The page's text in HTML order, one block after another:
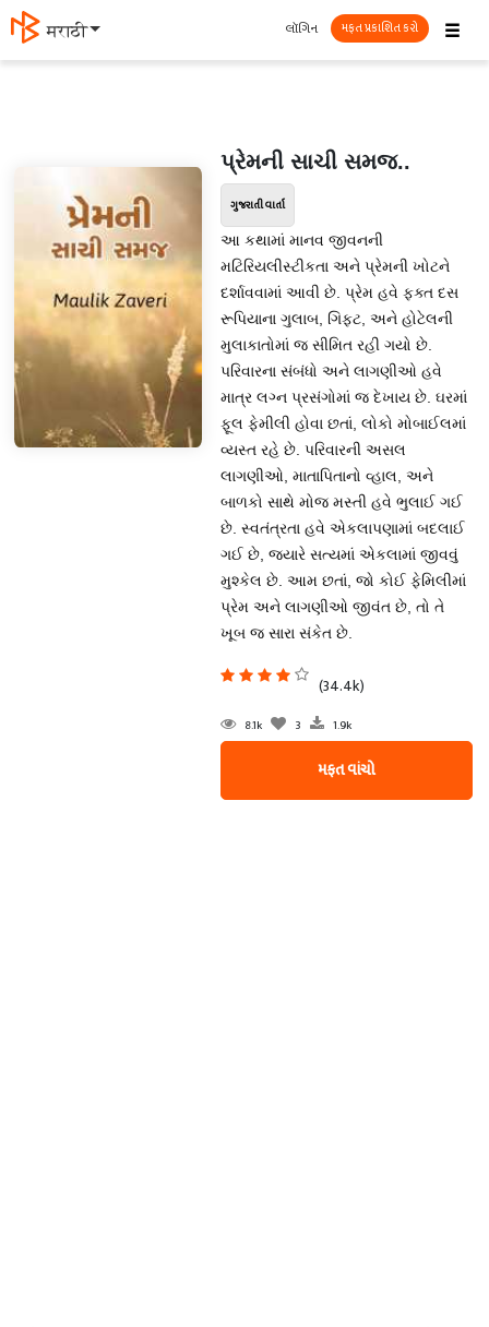
मराठी ☰
લૉગિન મફત પ્રકાશિત કરો
પ્રેમની સાચી સમજ..
ગુજરાતી વાર્તા
આ કથામાં માનવ જીવનની
મટિરિયલીસ્ટીકતા અને પ્રેમની ખોટને
દર્શાવવામાં આવી છે. પ્રેમ હવે ફક્ત દસ
રૂપિયાના ગુલાબ, ગિફ્ટ, અને હોટેલની
મુલાકાતોમાં જ સીમિત રહી ગયો છે.
પરિવારના સંબંધો અને લાગણીઓ હવે
માત્ર લગ્ન પ્રસંગોમાં જ દેખાય છે. ઘરમાં
ફૂલ ફેમીલી હોવા છતાં, લોકો મોબાઈલમાં
વ્યસ્ત રહે છે. પરિવારની અસલ
લાગણીઓ, માતાપિતાનો વ્હાલ, અને
બાળકો સાથે મોજ મસ્તી હવે ભુલાઈ ગઈ
છે. સ્વતંત્રતા હવે એકલાપણામાં બદલાઈ
ગઈ છે, જયારે સત્યમાં એકલામાં જીવવું
મુશ્કેલ છે. આમ છતાં, જો કોઈ ફેમિલીમાં
પ્રેમ અને લાગણીઓ જીવંત છે, તો તે
ખૂબ જ સારા સંકેત છે.
(34.4k)
8.1k 3 1.9k
મફત વાંચો